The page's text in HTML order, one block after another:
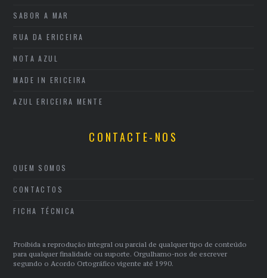
SABOR A MAR
RUA DA ERICEIRA
NOTA AZUL
MADE IN ERICEIRA
AZUL ERICEIRA MENTE
CONTACTE-NOS
QUEM SOMOS
CONTACTOS
FICHA TÉCNICA
Proibida a reprodução integral ou parcial de qualquer tipo de conteúdo
para qualquer finalidade ou suporte. Orgulhamo-nos de escrever
segundo o Acordo Ortográfico vigente até 1990.